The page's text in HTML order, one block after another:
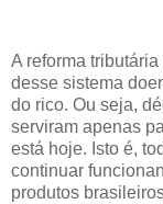
A reforma
desse sistema
do rico. Ou seja,
serviram apenas
está hoje. Isto é,
continuar
produtos